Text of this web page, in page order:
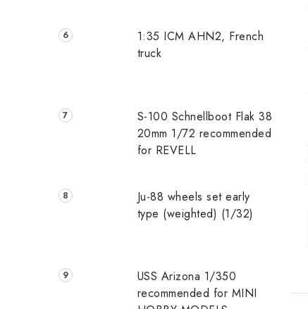
1:35 ICM AHN2, French
truck
S-100 Schnellboot Flak 38
20mm 1/72 recommended
for REVELL
Ju-88 wheels set early
type (weighted) (1/32)
USS Arizona 1/350
recommended for MINI